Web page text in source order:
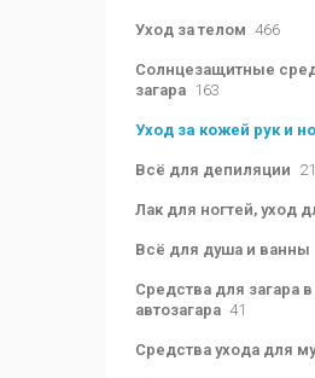
Уход за телом 466
Солнцезащитные
загара 163
Уход за кожей рук и
Всё для депиляции
Лак для ногтей, уход
Всё для душа и ванны
Средства для загара
автозагара 41
Средства ухода для